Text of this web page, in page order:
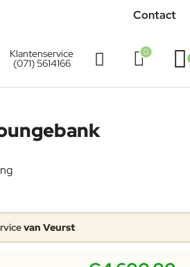
Contact
Klantenservice
(071) 5614166
0
van Veurst